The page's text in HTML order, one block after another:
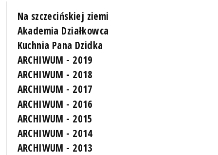
Na szczecińskiej ziemi
Akademia Działkowca
Kuchnia Pana Dzidka
ARCHIWUM - 2019
ARCHIWUM - 2018
ARCHIWUM - 2017
ARCHIWUM - 2016
ARCHIWUM - 2015
ARCHIWUM - 2014
ARCHIWUM - 2013